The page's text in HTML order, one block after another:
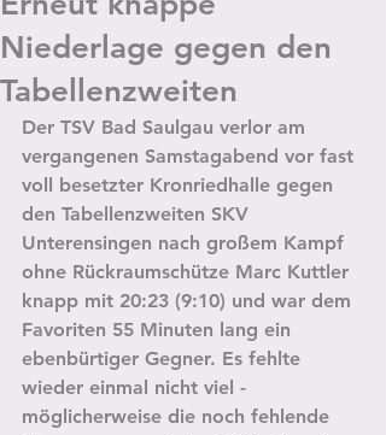
Niederlage gegen den
Tabellenzweiten
Der TSV Bad Saulgau verlor am
vergangenen Samstagabend vor fast
voll besetzter Kronriedhalle gegen
den Tabellenzweiten SKV
Unterensingen nach großem Kampf
ohne Rückraumschütze Marc Kuttler
knapp mit 20:23 (9:10) und war dem
Favoriten 55 Minuten lang ein
ebenbürtiger Gegner. Es fehlte
wieder einmal nicht viel -
möglicherweise die noch fehlende